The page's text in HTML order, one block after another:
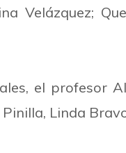
Velázquez;
el profesor
Linda